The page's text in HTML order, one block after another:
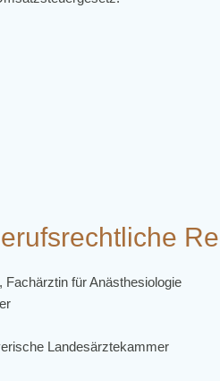
für Anästhesiologie
Landesärztekammer